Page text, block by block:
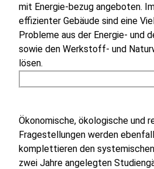
mit Energie-bezug angeboten.
effizienter Gebäude sind eine
Probleme aus der Energie- und
sowie den Werkstoff- und
lösen.
Ökonomische, ökologische und
Fragestellungen werden
komplettieren den
zwei Jahre angelegten